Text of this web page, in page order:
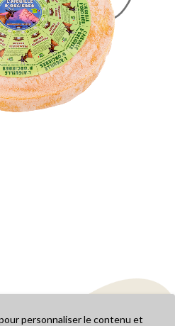
personnaliser le contenu et